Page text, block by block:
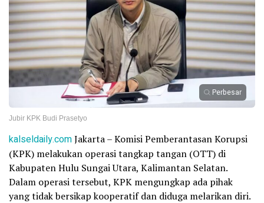
Perbesar
Jubir KPK Budi Prasetyo
kalseldaily.comJakarta – Komisi Pemberantasan Korupsi
(KPK) melakukan operasi tangkap tangan (OTT) di
Kabupaten Hulu Sungai Utara, Kalimantan Selatan.
Dalam operasi tersebut, KPK mengungkap ada pihak
yang tidak bersikap kooperatif dan diduga melarikan diri.